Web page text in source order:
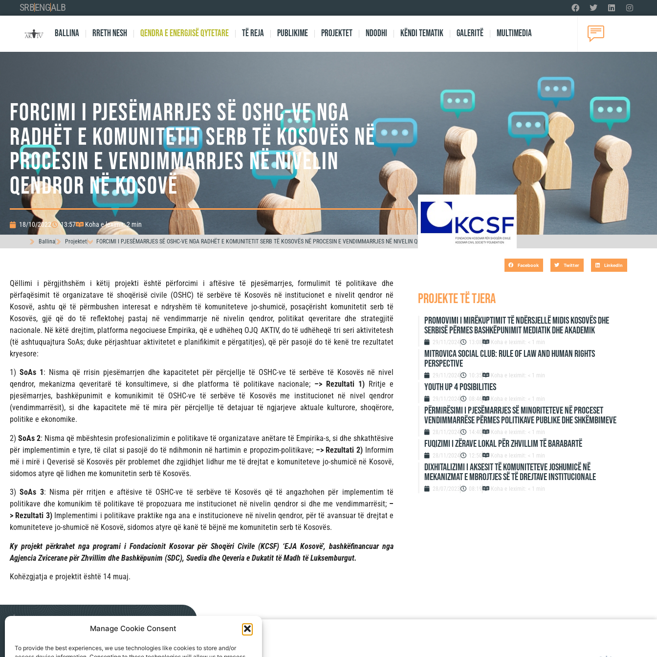
Manage Cookie Consent
To provide the best experiences, we use technologies like cookies to store and/or
SRBENGALB
Ballina Rreth nesh Qendra e Energjisë Qytetare Të reja Publikime Projektet Ndodhi Këndi Tematik Galeritë Multimedia
FORCIMI I PJESËMARRJES SË OSHC-VE NGA
RADHËT E KOMUNITETIT SERB TË KOSOVËS NË
PROCESIN E VENDIMMARRJES NË NIVELIN
QENDROR NË KOSOVË
18/10/2022 13:57 Koha e leximit: 2 min
Ballina Projektet FORCIMI I PJESËMARRJES SË OSHC-VE NGA RADHËT E KOMUNITETIT SERB TË KOSOVËS NË PROCESIN E VENDIMMARRJES NË NIVELIN QENDROR NË KOSOVË
Qëllimi i përgjithshëm i këtij projekti është përforcimi i aftësive të pjesëmarrjes, formulimit të politikave dhe
përfaqësimit të organizatave të shoqërisë civile (OSHC) të serbëve të Kosovës në institucionet e nivelit qendror në
Kosovë, ashtu që të përmbushen interesat e ndryshëm të komuniteteve jo-shumicë, posaçërisht komunitetit serb të
Kosovës, gjë që do të reflektohej pastaj në vendimmarrje në nivelin qendror, politikat qeveritare dhe strategjitë
nacionale. Në këtë drejtim, platforma negociuese Empirika, që e udhëheq OJQ AKTIV, do të udhëheqë tri seri aktivitetesh
(të ashtuquajtura SoAs; duke përjashtuar aktivitetet e planifikimit e përgatitjes), që për pasojë do të kenë tre rezultatet
kryesore:
1) SoAs 1 : Nisma që rrisin pjesëmarrjen dhe kapacitetet për përcjellje të OSHC-ve të serbëve të Kosovës në nivel
qendror, mekanizma qeveritarë të konsultimeve, si dhe platforma të politikave nacionale; –>Rezultati 1)Rritje e
pjesëmarrjes, bashkëpunimit e komunikimit të OSHC-ve të serbëve të Kosovës me institucionet në nivel qendror
(vendimmarrësit), si dhe kapacitete më të mira për përcjellje të detajuar të ngjarjeve aktuale kulturore, shoqërore,
politike e ekonomike.
2) SoAs 2: Nisma që mbështesin profesionalizimin e politikave të organizatave anëtare të Empirika-s, si dhe shkathtësive
për implementimin e tyre, të cilat si pasojë do të ndihmonin në hartimin e propozim-politikave; –> Rezultati 2) Informim
më i mirë i Qeverisë së Kosovës për problemet dhe zgjidhjet lidhur me të drejtat e komuniteteve jo-shumicë në Kosovë,
sidomos atyre që lidhen me komunitetin serb të Kosovës.
3)SoAs 3: Nisma për rritjen e aftësive të OSHC-ve të serbëve të Kosovës që të angazhohen për implementim të
politikave dhe komunikim të politikave të propozuara me institucionet në nivelin qendror si dhe me vendimmarrësit; –
> Rezultati 3)Implementimi i politikave praktike nga ana e institucioneve në nivelin qendror, për të avansuar të drejtat e
komuniteteve jo-shumicë në Kosovë, sidomos atyre që kanë të bëjnë me komunitetin serb të Kosovës.
Ky projekt përkrahet nga programi i Fondacionit Kosovar për Shoqëri Civile (KCSF) ‘EJA Kosovë’, bashkëfinancuar nga
Agjencia Zvicerane për Zhvillim dhe Bashkëpunim (SDC), Suedia dhe Qeveria e Dukatit të Madh të Luksemburgut.
Kohëzgjatja e projektit është 14 muaj.
Facebook Twitter LinkedIn
projekte të tjera
Promovimi i mirëkuptimit të ndërsjellë midis Kosovës dhe
Serbisë përmes bashkëpunimit mediatik dhe akademik
29/11/2024 13:08 Koha e leximit: < 1 min
Mitrovica Social Club: Rule of Law and Human Rights
Perspective
29/11/2024 10:35 Koha e leximit: < 1 min
Youth up 4 Posibilities
29/11/2024 08:46 Koha e leximit: < 1 min
Përmirësimi i Pjesëmarrjes së Minoriteteve në Proceset
Vendimmarrëse përmes Politikave Publike dhe Shkëmbimeve
28/11/2024 14:40 Koha e leximit: < 1 min
Fuqizimi i zërave lokal për zhvillim të barabartë
28/11/2024 12:50 Koha e leximit: < 1 min
Dixhitalizimi i aksesit të komuniteteve joshumicë në
mekanizmat e mbrojtjes së të drejtave institucionale
28/07/2023 08:19 Koha e leximit: < 1 min
NGO AKTIV SEVERNA MITROVICA